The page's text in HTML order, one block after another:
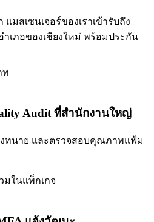
แมสเซนเจอร์ของเราเข้ารับถึง
เภอของเชียงใหม่ พร้อมประกัน
ท
Audit ที่สำนักงานใหญ่
ทนาย และตรวจสอบคุณภาพแฟ้ม
มในแพ็กเกจ